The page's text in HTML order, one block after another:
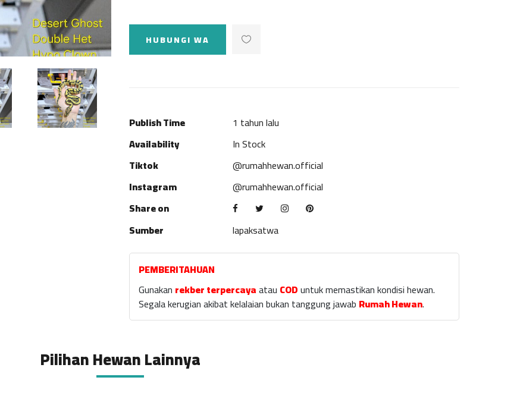
HUBUNGI WA
Publish Time
1 tahun lalu
Availability
In Stock
Tiktok
@rumahhewan.official
Instagram
@rumahhewan.official
Share on
Sumber
lapaksatwa
PEMBERITAHUAN
Gunakan rekber terpercayaatau CODuntuk memastikan kondisi hewan.
Segala kerugian akibat kelalaian bukan tanggung jawab Rumah Hewan.
Pilihan Hewan Lainnya